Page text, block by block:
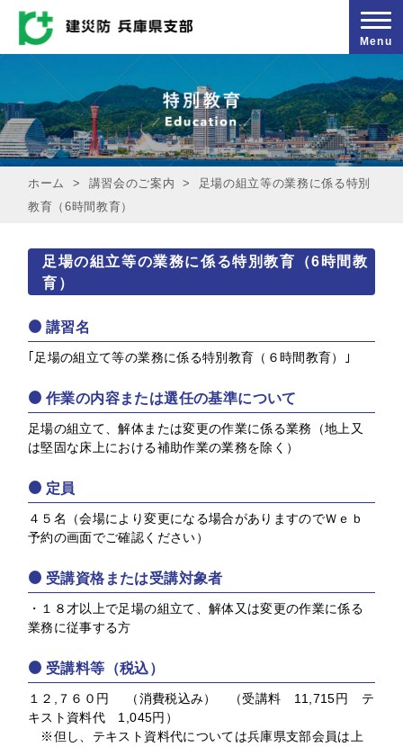
Menu
ホーム > 講習会のご案内 >
足場の組立等の業務に係る特別
教育（6時間教育）
足場の組立等の業務に係る特別教育（6時間教
育）
講習名
｢足場の組立て等の業務に係る特別教育（６時間教育）｣
作業の内容または選任の基準について
足場の組立て、解体または変更の作業に係る業務（地上又
は堅固な床上における補助作業の業務を除く）
定員
４５名（会場により変更になる場合がありますのでＷｅｂ
予約の画面でご確認ください）
受講資格または受講対象者
・１８才以上で足場の組立て、解体又は変更の作業に係る
業務に従事する方
受講料等（税込）
１２,７６０円 （消費税込み） （受講料 11,715円 テ
キスト資料代 1,045円）
※但し、テキスト資料代については兵庫県支部会員は上